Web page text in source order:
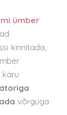
ümber
kinnitada,
võrguga